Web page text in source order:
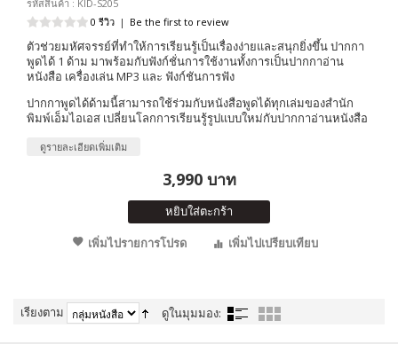
รหัสสินค้า : KID-S205
0 รีวิว | Be the first to review
ตัวช่วยมหัศจรรย์ที่ทำให้การเรียนรู้เป็นเรื่องง่ายและสนุกยิ่งขึ้น ปากกา
พูดได้ 1 ด้าม มาพร้อมกับฟังก์ชั่นการใช้งานทั้งการเป็นปากกาอ่าน
หนังสือ เครื่องเล่น MP3 และ ฟังก์ชันการฟัง
ปากกาพูดได้ด้ามนี้สามารถใช้ร่วมกับหนังสือพูดได้ทุกเล่มของสำนัก
พิมพ์เอ็มไอเอส เปลี่ยนโลกการเรียนรู้รูปแบบใหม่กับปากกาอ่านหนังสือ
ดูรายละเอียดเพิ่มเติม
3,990 บาท
หยิบใส่ตะกร้า
เพิ่มไปรายการโปรด
เพิ่มไปเปรียบเทียบ
เรียงตาม ดูในมุมมอง: